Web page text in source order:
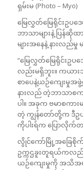
ရှမ်းမ (Photo – Myo)
မြေလွှတ်မြေရိုင်းဥပဒ
ဘာသာများနဲ့ ပြန်ဆို
များအနေနဲ့ နားလည်
“မြေလွှတ်မြေရိုင်းဥပ
လည်းမရှိဘူး။ ကယား
စာပေနဲ့ယဉ်ကျေးမှု
နားလည် တဲ့ဘာသာစ
ပါ။ အခုက ဗမာစက
တဲ့ ကျွန်တော်တို့က ဒီ
ကိုပါးရ်က ပြောလိုက်တ
လွိုင်ကော်မြို့အခြေစို
ဥက္ကဌခူးတူရယ်ကလည်း
ယဉ်ကျေးမှုကို အသိအ